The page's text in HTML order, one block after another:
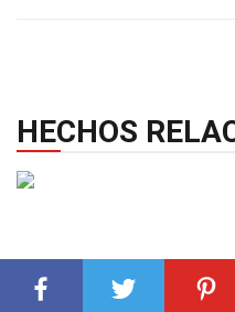
HECHOS